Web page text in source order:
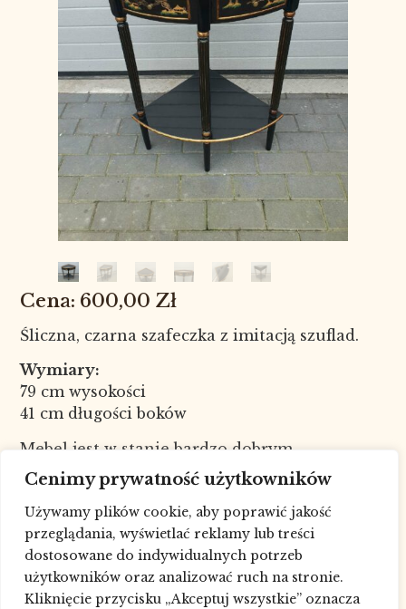
Cenimy prywatność użytkowników
Używamy plików cookie, aby poprawić jakość
przeglądania, wyświetlać reklamy lub treści
dostosowane do indywidualnych potrzeb
użytkowników oraz analizować ruch na stronie.
Kliknięcie przycisku „Akceptuj wszystkie” oznacza
600,00 Zł
Śliczna, czarna szafeczka z imitacją szuflad.
Wymiary:
79 cm wysokości
41 cm długości boków
Mebel jest w stanie bardzo dobrym.
Nr kat. 7454
W celu sprawdzenia dostępności
towaru skontaktuj się ze sklepem pod
numerem telefonu: 693227881, drogą
mailową lub poprzezformularz.
Możliwa wysyłka, dowóz lub pomoc w